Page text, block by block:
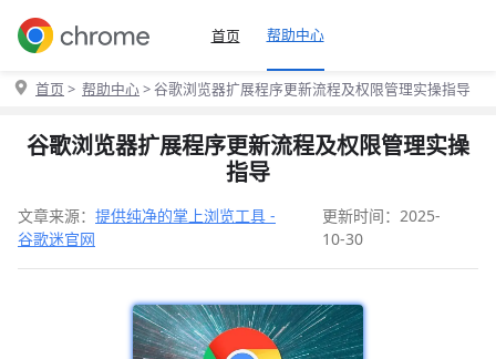
首页 帮助中心
首页 > 帮助中心> 谷歌浏览器扩展程序更新流程及权限管理实操指导
谷歌浏览器扩展程序更新流程及权限管理实操
指导
文章来源： 提供纯净的掌上浏览工具 -
谷歌迷官网
更新时间：2025-
10-30